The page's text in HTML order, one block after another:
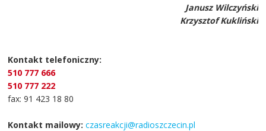
Janusz Wilczyński
Krzysztof Kukliński
Kontakt telefoniczny:
510 777 666
510 777 222
fax: 91 423 18 80
Kontakt mailowy: czasreakcji@radioszczecin.pl